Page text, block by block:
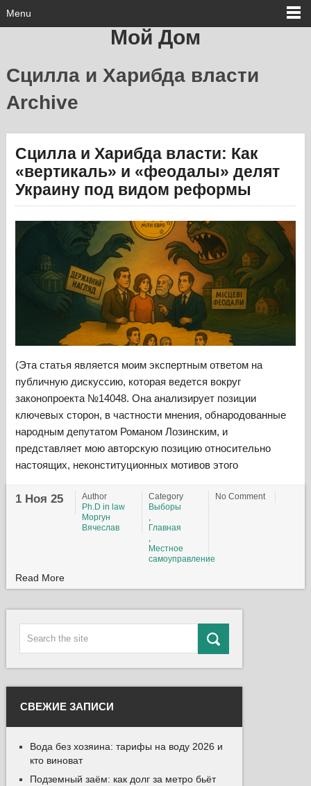
Menu
Мой Дом
Сцилла и Харибда власти
Archive
Сцилла и Харибда власти: Как
«вертикаль» и «феодалы» делят
Украину под видом реформы
(Эта статья является моим экспертным ответом на
публичную дискуссию, которая ведется вокруг
законопроекта №14048. Она анализирует позиции
ключевых сторон, в частности мнения, обнародованные
народным депутатом Романом Лозинским, и
представляет мою авторскую позицию относительно
настоящих, неконституционных мотивов этого
1 Ноя 25
Author
Ph.D in law
Моргун
Вячеслав
Category
Выборы
Главная
Местное
самоуправление
No Comment
Read More
СВЕЖИЕ ЗАПИСИ
Вода без хозяина: тарифы на воду 2026 и
кто виноват
Подземный заём: как долг за метро бьёт